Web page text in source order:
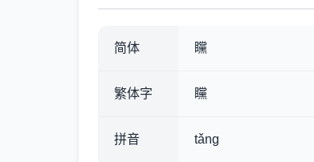
简体 矘
繁体字 矘
拼音 tǎng